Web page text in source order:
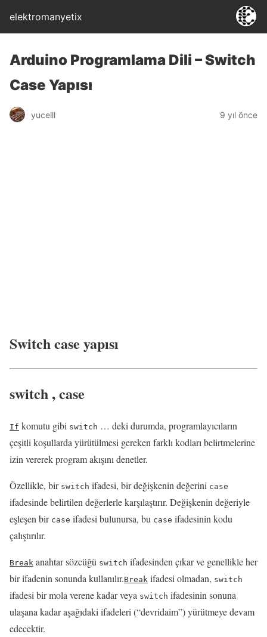
elektromanyetix
Arduino Programlama Dili – Switch
Case Yapısı
yucelll 9 yıl önce
Switch case yapısı
switch ,case
If komutu gibi switch … deki durumda, programlayıcıların
çeşitli koşullarda yürütülmesi gereken farklı kodları belirtmelerine
izin vererek program akışını denetler.
Özellikle, bir switch ifadesi, bir değişkenin değerini case
ifadesinde belirtilen değerlerle karşılaştırır. Değişkenin değeriyle
eşleşen bir case ifadesi bulunursa, bu case ifadesinin kodu
çalıştırılır.
Break anahtar sözcüğü switch ifadesinden çıkar ve genellikle her
bir ifadenin sonunda kullanılır.Break ifadesi olmadan, switch
ifadesi bir mola verene kadar veya switch ifadesinin sonuna
ulaşana kadar aşağıdaki ifadeleri (“devridaim”) yürütmeye devam
edecektir.